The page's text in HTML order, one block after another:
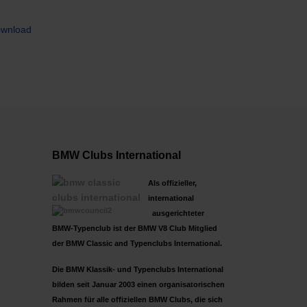
BMW Clubs International
Als offizieller,
international
ausgerichteter
BMW-Typenclub ist der BMW V8 Club Mitglied
der BMW Classic and Typenclubs International.
Die BMW Klassik- und Typenclubs International
bilden seit Januar 2003 einen organisatorischen
Rahmen für alle offiziellen BMW Clubs, die sich